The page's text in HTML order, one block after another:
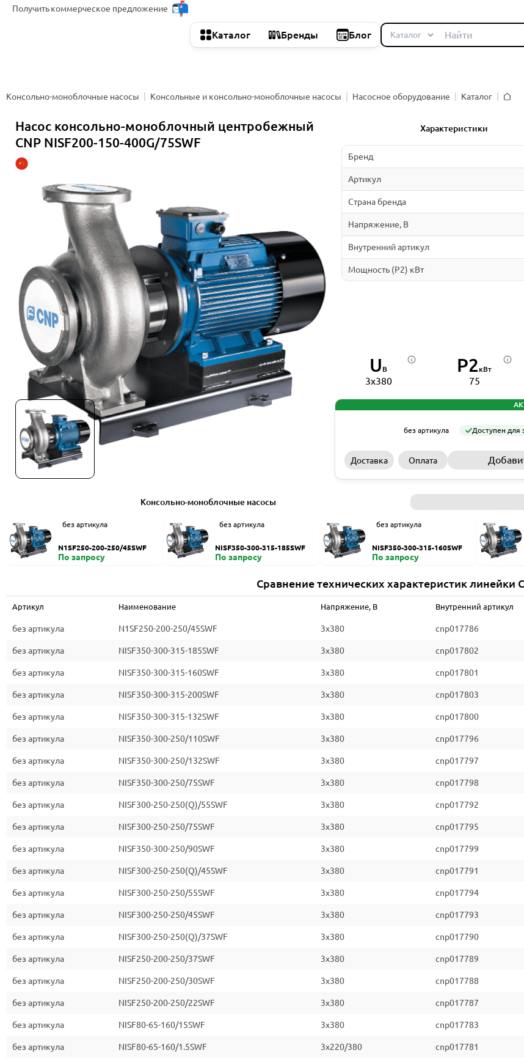
Получитькоммерческое предложение
Каталог Бренды Блог
Консольно-моноблочные насосы Консольные и консольно-моноблочные насосы Насосное оборудование
Каталог
Насос консольно-моноблочный центробежный
CNP NISF200-150-400G/75SWF
Характеристики
Бренд
Артикул
Страна бренда
Напряжение, В
Внутренний артикул
Мощность (P2) кВт
U В
3x380
P2кВт
75
без артикула Доступен для
Доставка Оплата
Консольно-моноблочные насосы
без артикула
N1SF250-200-250/45SWF
По запросу
без артикула
NISF350-300-315-185SWF
По запросу
без артикула
NISF350-300-315-160SWF
По запросу
Сравнение технических характеристик линейки
Артикул Наименование Напряжение, В Внутренний артикул
без артикула N1SF250-200-250/45SWF 3x380 cnp017786
без артикула NISF350-300-315-185SWF 3x380 cnp017802
без артикула NISF350-300-315-160SWF 3x380 cnp017801
без артикула NISF350-300-315-200SWF 3x380 cnp017803
без артикула NISF350-300-315-132SWF 3x380 cnp017800
без артикула NISF350-300-250/110SWF 3x380 cnp017796
без артикула NISF350-300-250/132SWF 3x380 cnp017797
без артикула NISF350-300-250/75SWF 3x380 cnp017798
без артикула NISF300-250-250(Q)/55SWF 3x380 cnp017792
без артикула NISF300-250-250/75SWF 3x380 cnp017795
без артикула NISF350-300-250/90SWF 3x380 cnp017799
без артикула NISF300-250-250(Q)/45SWF 3x380 cnp017791
без артикула NISF300-250-250/55SWF 3x380 cnp017794
без артикула NISF300-250-250/45SWF 3x380 cnp017793
без артикула NISF300-250-250(Q)/37SWF 3x380 cnp017790
без артикула NISF250-200-250/37SWF 3x380 cnp017789
без артикула NISF250-200-250/30SWF 3x380 cnp017788
без артикула NISF250-200-250/22SWF 3x380 cnp017787
без артикула NISF80-65-160/15SWF 3x380 cnp017783
без артикула NISF80-65-160/1.5SWF 3x220/380 cnp017781